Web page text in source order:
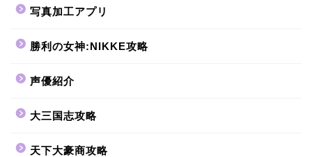
写真加工アプリ
勝利の女神:NIKKE攻略
声優紹介
大三国志攻略
天下大豪商攻略